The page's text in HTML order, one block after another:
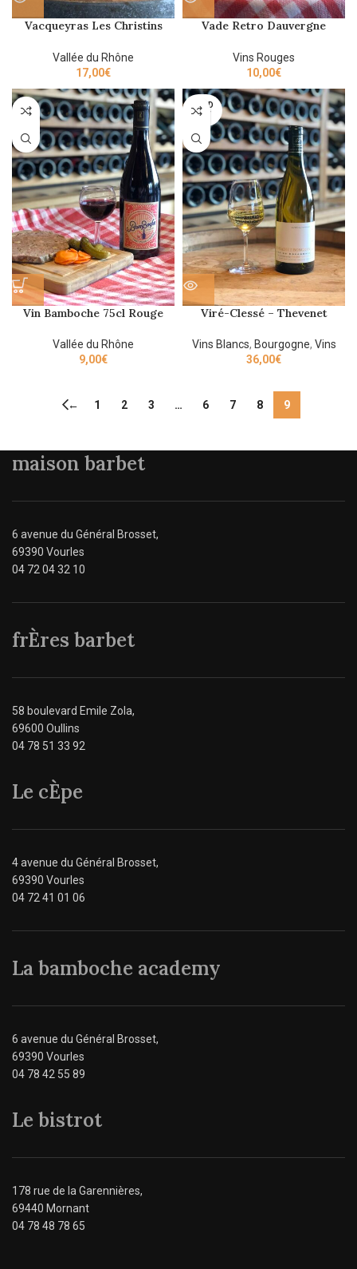
Vacqueyras Les Christins
Vallée du Rhône
17,00€
Vade Retro Dauvergne
Vins Rouges
10,00€
Vin Bamboche 75cl Rouge
Vallée du Rhône
9,00€
SOLD
OUT
Viré-Clessé – Thevenet
Vins Blancs, Bourgogne, Vins
36,00€
← 1 2 3 … 6 7 8 9
maison barbet
6 avenue du Général Brosset,
69390 Vourles
04 72 04 32 10
frÈres barbet
58 boulevard Emile Zola,
69600 Oullins
04 78 51 33 92
Le cÈpe
4 avenue du Général Brosset,
69390 Vourles
04 72 41 01 06
La bamboche academy
6 avenue du Général Brosset,
69390 Vourles
04 78 42 55 89
Le bistrot
178 rue de la Garennières,
69440 Mornant
04 78 48 78 65